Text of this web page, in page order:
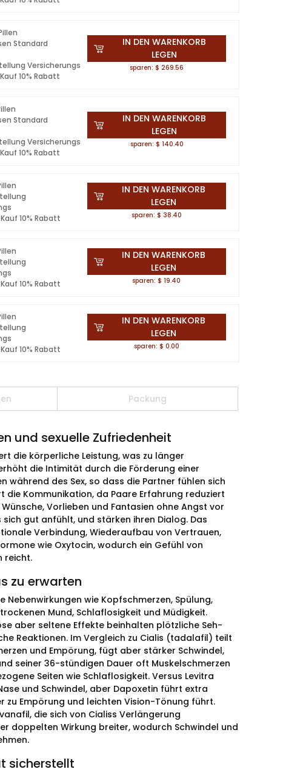
Standard
Versicherungs
10% Rabatt
IN DEN WARENKORB
LEGEN
sparen: $ 269.56
Standard
Versicherungs
10% Rabatt
IN DEN WARENKORB
LEGEN
sparen: $ 140.40
10% Rabatt
IN DEN WARENKORB
LEGEN
sparen: $ 38.40
10% Rabatt
IN DEN WARENKORB
LEGEN
sparen: $ 19.40
10% Rabatt
IN DEN WARENKORB
LEGEN
sparen: $ 0.00
Packung
und sexuelle Zufriedenheit
die körperliche Leistung, was zu länger
die Intimität durch die Förderung einer
während des Sex, so dass die Partner fühlen sich
Kommunikation, da Paare Erfahrung reduziert
Vorlieben und Fantasien ohne Angst vor
gut anfühlt, und stärken ihren Dialog. Das
Verbindung, Wiederaufbau von Vertrauen,
wie Oxytocin, wodurch ein Gefühl von
reicht.
zu erwarten
wie Kopfschmerzen, Spülung,
Mund, Schlaflosigkeit und Müdigkeit.
aber seltene Effekte beinhalten plötzliche Seh-
Reaktionen. Im Vergleich zu Cialis (tadalafil) teilt
und Empörung, fügt aber stärker Schwindel,
seiner 36-stündigen Dauer oft Muskelschmerzen
Seiten wie Schlaflosigkeit. Versus Levitra
und Schwindel, aber Dapoxetin führt extra
zu Empörung und leichten Vision-Tönung führt.
die sich von Cialiss Verlängerung
doppelten Wirkung breiter, wodurch Schwindel und
sicherstellt